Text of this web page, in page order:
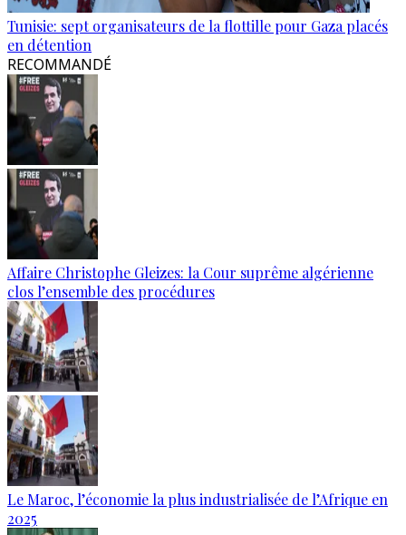
Tunisie: sept organisateurs de la flottille pour Gaza placés
en détention
RECOMMANDÉ
Affaire Christophe Gleizes: la Cour suprême algérienne
clos l’ensemble des procédures
Le Maroc, l’économie la plus industrialisée de l’Afrique en
2025